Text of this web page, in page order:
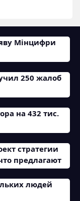
Мінцифри
250 жалоб
на 432 тис.
стратегии
предлагают
людей